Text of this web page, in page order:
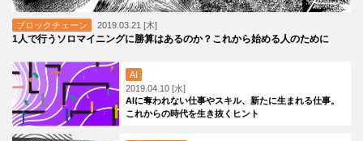
ブロックチェーン 2019.03.21 [木]
1人で行うソロマイニングに勝算はあるのか？これから始める人のために
AI
2019.04.10 [水]
AIに奪われない仕事やスキル、新たに生まれる仕事。
これからの時代を生き抜くヒント